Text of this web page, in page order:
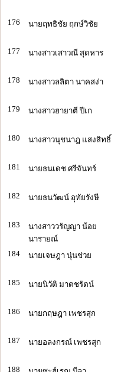
176 นายฤทธิชัย ฤกษ์วิชัย
177 นางสาวเสาวณี สุดหาร
178 นางสาวลลิตา นาคสง่า
179 นางสาวฮายาตี ปีเก
180 นางสาวนุชนาฎ แสงสิทธิ์
181 นายธนเดช ศรีจันทร์
182 นายธนวัฒน์ อุทัยรังษี
183
นางสาววรัญญา น้อย
นารายณ์
184 นายเจษฎา นุ่นช่วย
185 นายนิวัติ มาตชรัตน์
186 นายกฤษฎา เพชรสุก
187 นายอลงกรณ์ เพชรสุก
188